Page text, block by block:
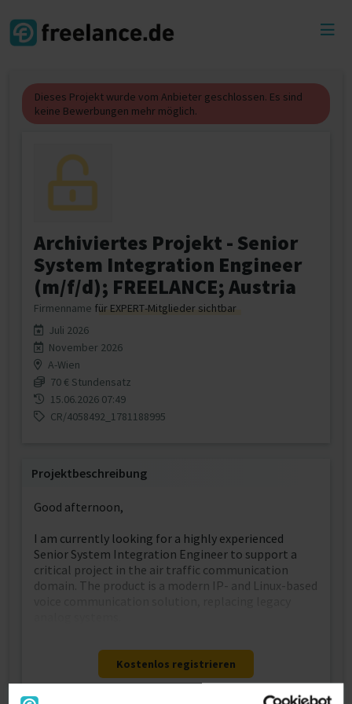
Dieses Projekt wurde vom Anbieter geschlossen. Es sind
keine Bewerbungen mehr möglich.
Archiviertes Projekt - Senior
System Integration Engineer
(m/f/d); FREELANCE; Austria
Firmenname für EXPERT-Mitglieder sichtbar
Juli 2026
November 2026
A-Wien
70 € Stundensatz
15.06.2026 07:49
CR/4058492_1781188995
Projektbeschreibung
Good afternoon,
I am currently looking for a highly experienced
Senior System Integration Engineer to support a
critical project in the air traffic communication
domain. The product is a modern IP- and Linux-based
Kostenlos registrieren